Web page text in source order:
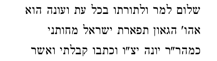
שלום למר ולתורתו בכל עת ועונה הוא
אהו' הגאון תפארת ישראל מחותני
כמהר"ר יונה יצ"ו וכתבו קבלתי ואשר